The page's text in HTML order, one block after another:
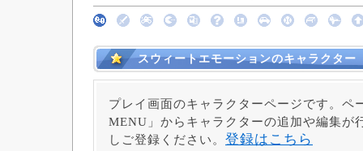
スウィートエモーションのキャラクター
プレイ画面のキャラクターページです。ペ
MENU」からキャラクターの追加や編集が
しご登録ください。 登録はこちら